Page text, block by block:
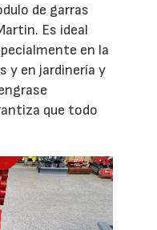
de garras
Es ideal
en la
y en jardinería y
que todo